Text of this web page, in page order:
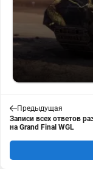
Предыдущая
Записи всех ответов
на Grand Final WGL